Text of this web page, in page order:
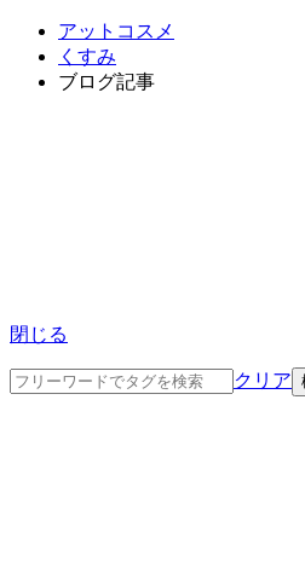
アットコスメ
くすみ
ブログ記事
閉じる
クリア